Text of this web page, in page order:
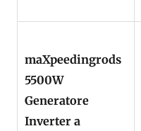
maXpeedingrods
5500W
Generatore
Inverter a